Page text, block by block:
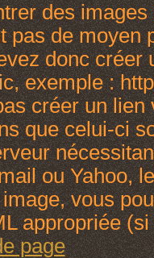
des
pas de moyen
donc
exemple :
créer un
que celui-ci
ou Yahoo,
vous
appropriée
page